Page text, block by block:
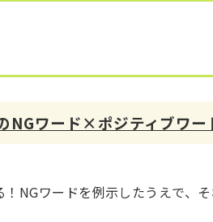
ワード×ポジティブワー
NGワードを例示したうえで、